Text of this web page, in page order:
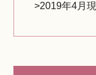
>2019年4月